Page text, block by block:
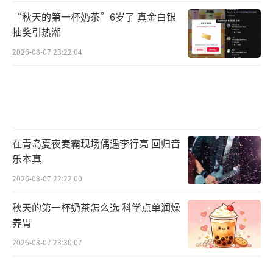
“秋天的第一杯奶茶”6岁了 真金白银
抽奖引热潮
2026-08-07 23:22:04
在青岛夏夜麦霸现场偶遇李行亮 回归音
乐本真
2026-08-07 22:22:00
秋天的第一杯奶茶怎么选 科学点单润燥
养胃
2026-08-07 23:30:07